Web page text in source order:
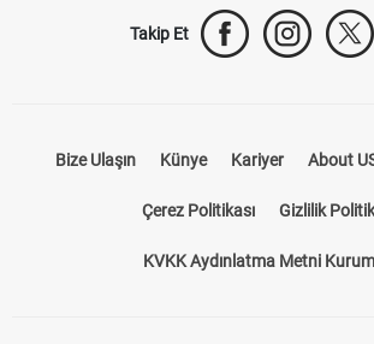
Takip Et
Bize Ulaşın Künye Kariyer About
Çerez Politikası Gizlilik
KVKK Aydınlatma Metni